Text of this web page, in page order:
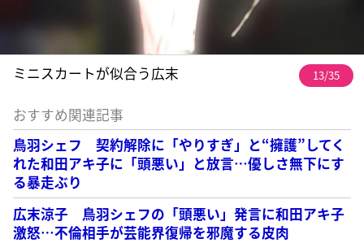
ミニスカートが似合う広末 13/35
おすすめ関連記事
鳥羽シェフ 契約解除に「やりすぎ」と“擁護”してく
れた和田アキ子に「頭悪い」と放言…優しさ無下にす
る暴走ぶり
広末涼子 鳥羽シェフの「頭悪い」発言に和田アキ子
激怒…不倫相手が芸能界復帰を邪魔する皮肉